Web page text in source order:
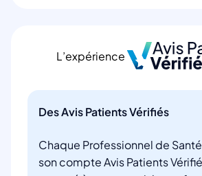
L’expérience
Des Avis Patients Vérifiés
Chaque Professionnel de
son compte Avis Patients